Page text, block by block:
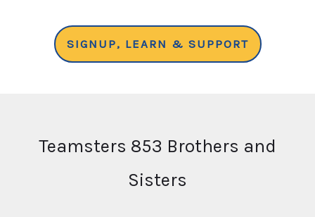
SIGNUP, LEARN & SUPPORT
Teamsters 853 Brothers and
Sisters